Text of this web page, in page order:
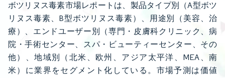
ボツリヌス毒素市場レポートは、製品タイプ別（A型ボツ
リヌス毒素、B型ボツリヌス毒素）、用途別（美容、治
療）、エンドユーザー別（専門・皮膚科クリニック、病
院・手術センター、スパ・ビューティーセンター、その
他）、地域別（北米、欧州、アジア太平洋、MEA、南
米）に業界をセグメント化している。市場予測は価値